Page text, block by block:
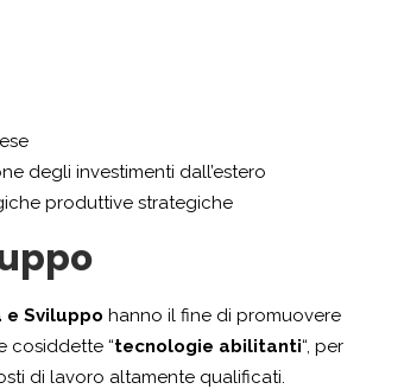
degli investimenti dall’estero
produttive strategiche
Sviluppo hanno il fine di promuovere
cosiddette “tecnologie abilitanti“, per
di lavoro altamente qualificati.